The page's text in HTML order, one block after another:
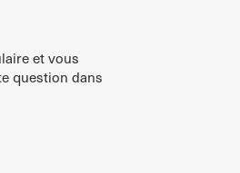
et vous
question dans